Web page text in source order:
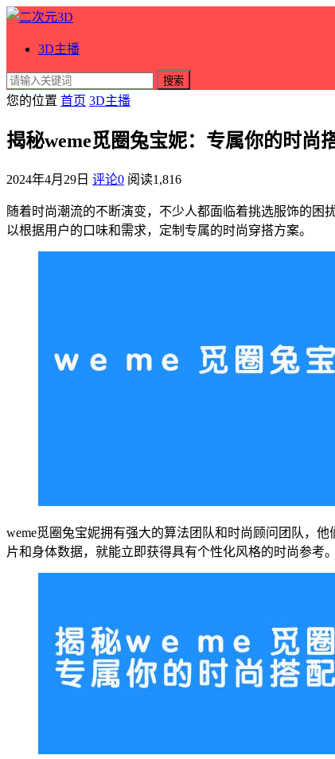
3D主播
搜索
您的位置 首页 3D主播
揭秘weme觅圈兔宝妮：专属你的时尚
2024年4月29日 评论0 阅读1,816
随着时尚潮流的不断演变，不少人都面临着挑选服饰的困
以根据用户的口味和需求，定制专属的时尚穿搭方案。
weme觅圈兔宝妮拥有强大的算法团队和时尚顾问团队，
片和身体数据，就能立即获得具有个性化风格的时尚参考。